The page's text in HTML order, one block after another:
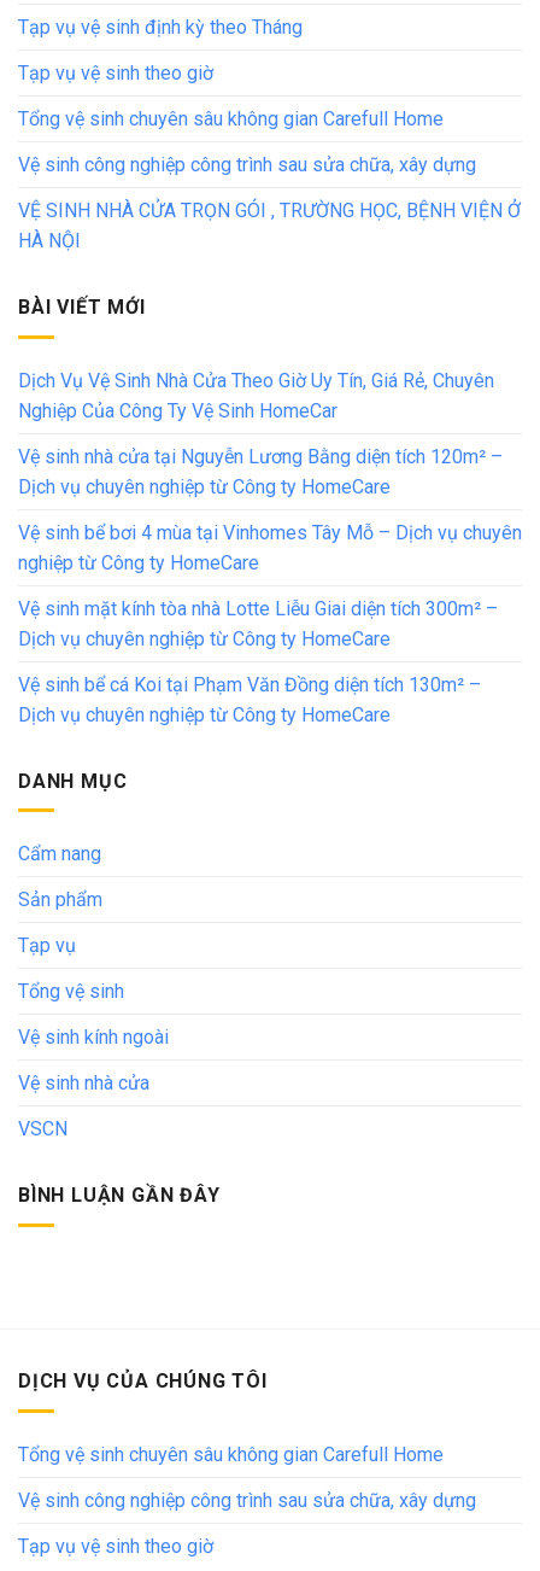
Tạp vụ vệ sinh định kỳ theo Tháng
Tạp vụ vệ sinh theo giờ
Tổng vệ sinh chuyên sâu không gian Carefull Home
Vệ sinh công nghiệp công trình sau sửa chữa, xây dựng
VỆ SINH NHÀ CỬA TRỌN GÓI , TRƯỜNG HỌC, BỆNH VIỆN Ở
HÀ NỘI
BÀI VIẾT MỚI
Dịch Vụ Vệ Sinh Nhà Cửa Theo Giờ Uy Tín, Giá Rẻ, Chuyên
Nghiệp Của Công Ty Vệ Sinh HomeCar
Vệ sinh nhà cửa tại Nguyễn Lương Bằng diện tích 120m² –
Dịch vụ chuyên nghiệp từ Công ty HomeCare
Vệ sinh bể bơi 4 mùa tại Vinhomes Tây Mỗ – Dịch vụ chuyên
nghiệp từ Công ty HomeCare
Vệ sinh mặt kính tòa nhà Lotte Liễu Giai diện tích 300m² –
Dịch vụ chuyên nghiệp từ Công ty HomeCare
Vệ sinh bể cá Koi tại Phạm Văn Đồng diện tích 130m² –
Dịch vụ chuyên nghiệp từ Công ty HomeCare
DANH MỤC
Cẩm nang
Sản phẩm
Tạp vụ
Tổng vệ sinh
Vệ sinh kính ngoài
Vệ sinh nhà cửa
VSCN
BÌNH LUẬN GẦN ĐÂY
DỊCH VỤ CỦA CHÚNG TÔI
Tổng vệ sinh chuyên sâu không gian Carefull Home
Vệ sinh công nghiệp công trình sau sửa chữa, xây dựng
Tạp vụ vệ sinh theo giờ